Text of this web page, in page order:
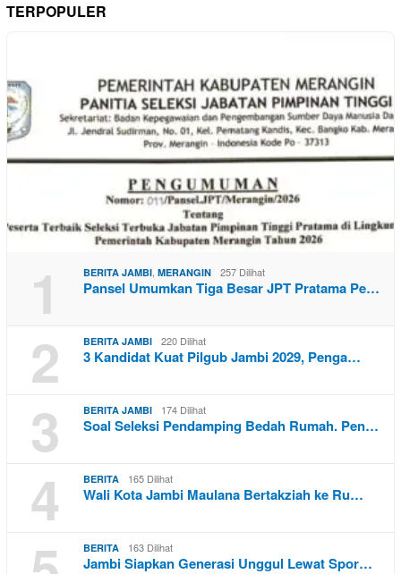
TERPOPULER
1 BERITA JAMBI, MERANGIN 257 Dilihat
Pansel Umumkan Tiga Besar JPT Pratama Pe…
2 BERITA JAMBI 220 Dilihat
3 Kandidat Kuat Pilgub Jambi 2029, Penga…
3 BERITA JAMBI 174 Dilihat
Soal Seleksi Pendamping Bedah Rumah. Pen…
4 BERITA 165 Dilihat
Wali Kota Jambi Maulana Bertakziah ke Ru…
BERITA 163 Dilihat
Jambi Siapkan Generasi Unggul Lewat Spor…